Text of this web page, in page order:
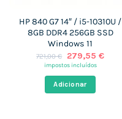
HP 840 G7 14″ / i5-10310U /
8GB DDR4 256GB SSD
Windows 11
721,00€
O
preço
era:
721,00 €.
279,55 €O
impostos incluídos
Adicionar